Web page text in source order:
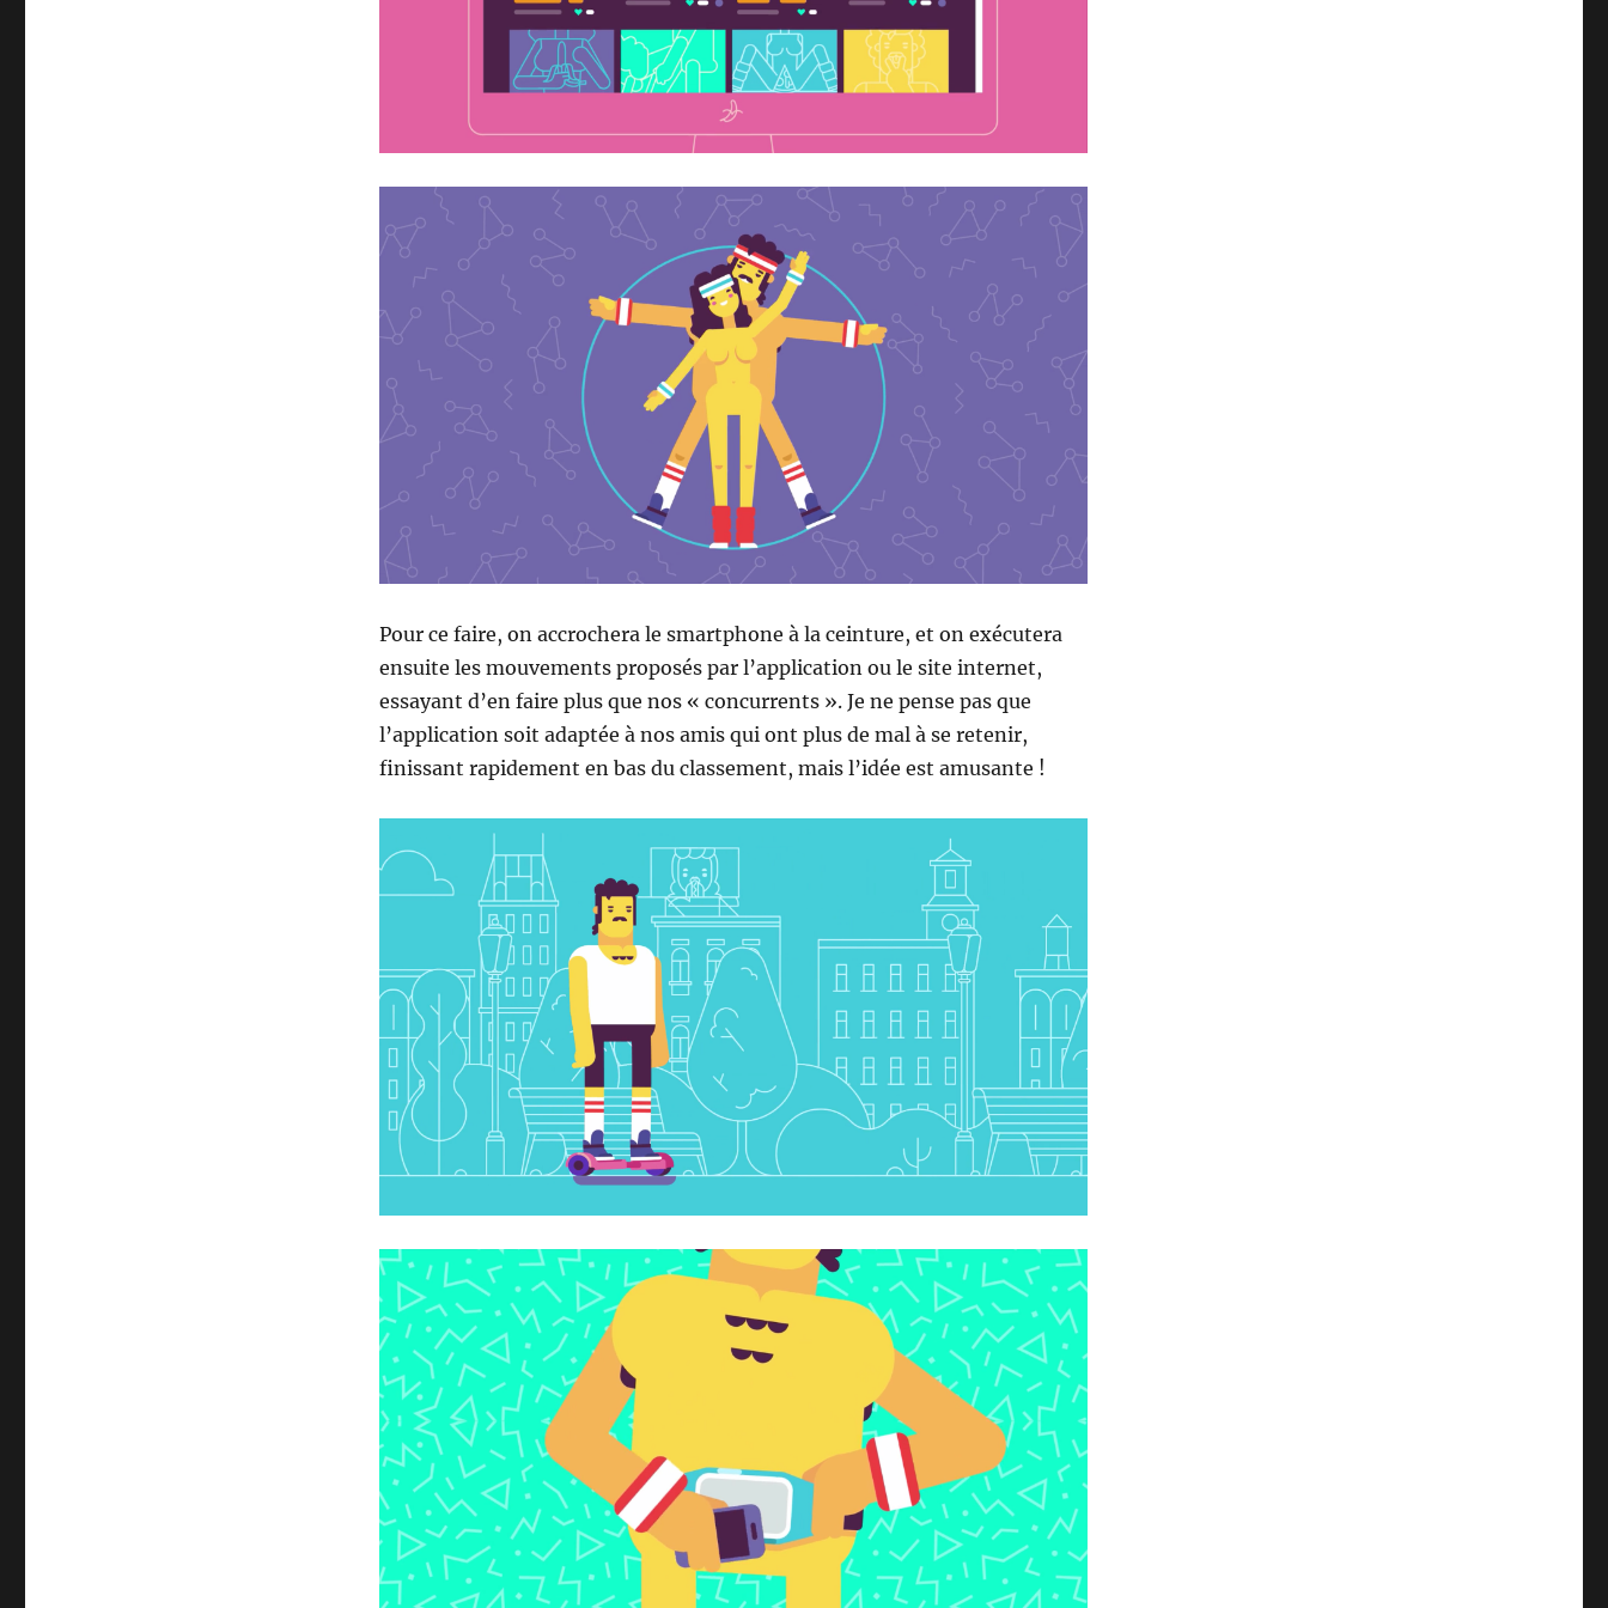
Pour ce faire, on accrochera le smartphone à la ceinture, et on exécutera
ensuite les mouvements proposés par l’application ou le site internet,
essayant d’en faire plus que nos « concurrents ». Je ne pense pas que
l’application soit adaptée à nos amis qui ont plus de mal à se retenir,
finissant rapidement en bas du classement, mais l’idée est amusante !